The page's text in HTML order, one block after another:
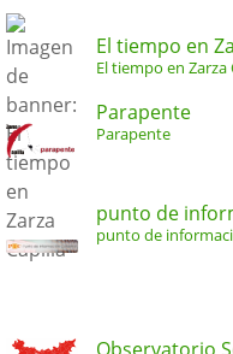
El tiempo en
El tiempo en Zarza
Parapente
Parapente
punto de
punto de